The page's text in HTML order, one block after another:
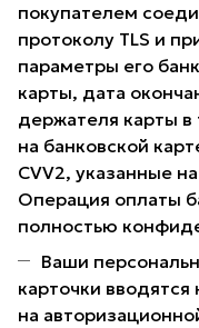
покупателем
протоколу TLS и
параметры его
карты, дата
держателя карты в
на банковской
CVV2, указанные
Операция оплаты
полностью
Ваши
карточки
на